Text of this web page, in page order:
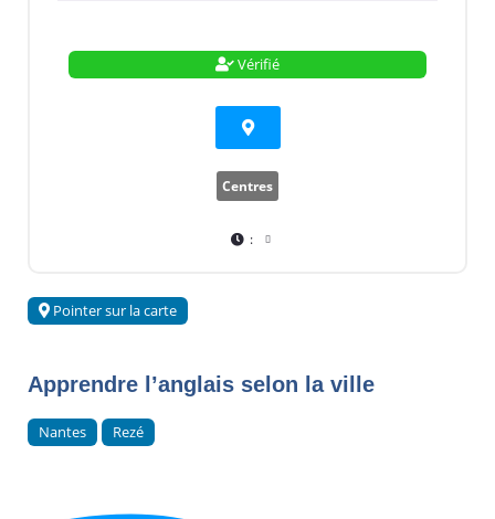
Vérifié
Centres
:
Pointer sur la carte
Apprendre l’anglais selon la ville
Nantes Rezé